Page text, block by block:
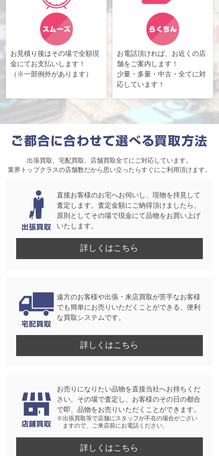
お見積り後はその場で全額現
金にてお支払いします！
（※一部例外があります）
お電話頂ければ、お近くの店
舗をご案内します！
少量・多量・中古・全てに対
応しています！
出張買取、宅配買取、店舗買取全てにご対応しています。
業界トップクラスの店舗数だから思い立ったらすぐにご利用頂けます。
直接お客様のお宅へお伺いし、現物を拝見して
査定します。査定金額にご納得頂けましたら、
原則としてその場で現金にて品物をお買い上げ
いたします。
詳しくはこちら
遠方のお客様や出張・来店買取が苦手なお客様
でも簡単にお売りいただくことができる、便利
な買取システムです。
詳しくはこちら
お売りになりたい品物を直接当社へお持ちくだ
さい。その場で査定し、お客様のその日の都合
で即、品物をお売りいただくことができます。
※出張買取等で店舗にスタッフが不在の場合がござい
ますので、ご来店前にお電話ください。
詳しくはこちら